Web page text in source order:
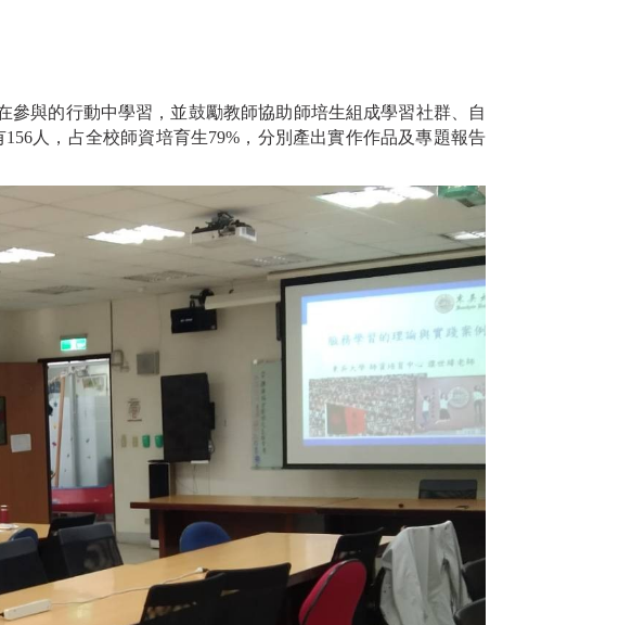
與的行動中學習，並鼓勵教師協助師培生組成學習社群、自
人，占全校師資培育生79%，分別產出實作作品及專題報告